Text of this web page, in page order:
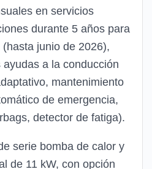
en servicios
durante 5 años para
junio de 2026),
a la conducción
mantenimiento
de emergencia,
detector de fatiga).
serie bomba de calor y
de 11 kW, con opción